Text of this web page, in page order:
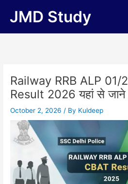
JMD Study
Railway RRB ALP 01/
Result 2026 यहां से जाने
October 2, 2026/ By Kuldeep